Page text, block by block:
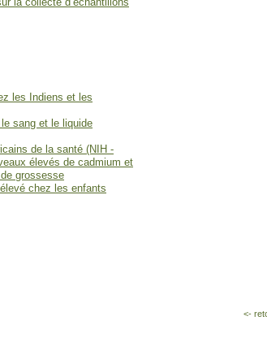
les Indiens et les
sang et le liquide
de la santé (NIH -
élevés de cadmium et
grossesse
chez les enfants
<-